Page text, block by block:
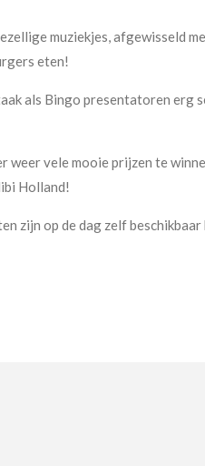
muziekjes, afgewisseld
eten!
als Bingo presentatoren erg
weer vele mooie prijzen te
Holland!
zijn op de dag zelf beschikbaar